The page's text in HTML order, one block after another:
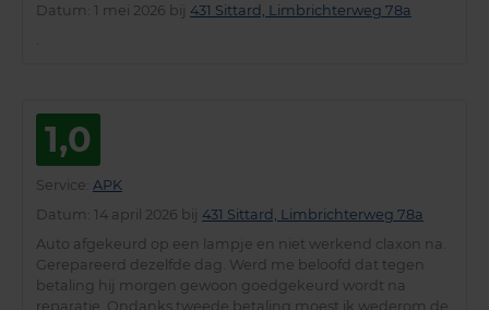
Datum : 1 mei 2026 bij 431 Sittard, Limbrichterweg 78a
1,0
Service APK
Datum : 14 april 2026 bij 431 Sittard, Limbrichterweg 78a
Auto afgekeurd op een lampje en niet werkend claxon na.
Gerepareerd dezelfde dag. Werd me beloofd dat tegen
betaling hij morgen gewoon goedgekeurd wordt na
reparatie. Ondanks tweede betaling moest ik wederom de